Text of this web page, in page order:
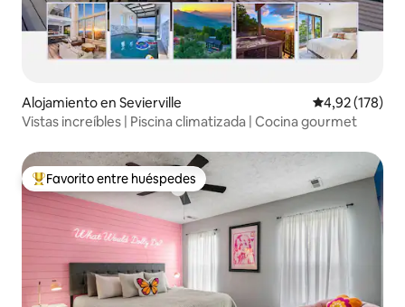
Alojamiento en Sevierville Calificación
4,92 (178)
Vistas increíbles | Piscina climatizada | Cocina gourmet
Favorito entre los huéspedes más destacados
Favorito entre huéspedes